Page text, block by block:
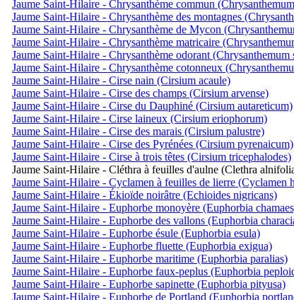
Jaume Saint-Hilaire - Chrysanthème commun
Jaume Saint-Hilaire - Chrysanthème des montagnes
Jaume Saint-Hilaire - Chrysanthème de Mycon
Jaume Saint-Hilaire - Chrysanthème matricaire
Jaume Saint-Hilaire - Chrysanthème odorant (Chrysanthemum
Jaume Saint-Hilaire - Chrysanthème cotonneux
Jaume Saint-Hilaire - Cirse nain (Cirsium acaule)
Jaume Saint-Hilaire - Cirse des champs (Cirsium arvense)
Jaume Saint-Hilaire - Cirse du Dauphiné (Cirsium autareticum)
Jaume Saint-Hilaire - Cirse laineux (Cirsium eriophorum)
Jaume Saint-Hilaire - Cirse des marais (Cirsium palustre)
Jaume Saint-Hilaire - Cirse des Pyrénées (Cirsium pyrenaicum)
Jaume Saint-Hilaire - Cirse à trois têtes (Cirsium tricephalodes)
Jaume Saint-Hilaire - Cléthra à feuilles d'aulne (Clethra
Jaume Saint-Hilaire - Cyclamen à feuilles de lierre (Cyclamen
Jaume Saint-Hilaire - Ékioïde noirâtre (Echioides nigricans)
Jaume Saint-Hilaire - Euphorbe monoyère (Euphorbia
Jaume Saint-Hilaire - Euphorbe des vallons (Euphorbia
Jaume Saint-Hilaire - Euphorbe ésule (Euphorbia esula)
Jaume Saint-Hilaire - Euphorbe fluette (Euphorbia exigua)
Jaume Saint-Hilaire - Euphorbe maritime (Euphorbia paralias)
Jaume Saint-Hilaire - Euphorbe faux-peplus (Euphorbia
Jaume Saint-Hilaire - Euphorbe sapinette (Euphorbia pityusa)
Jaume Saint-Hilaire - Euphorbe de Portland (Euphorbia